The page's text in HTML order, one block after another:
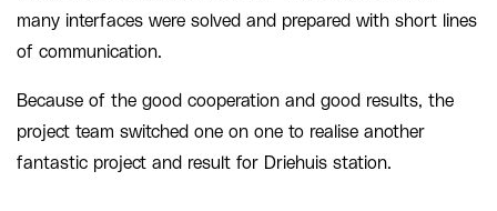
many interfaces were solved and prepared with short lines
of communication.
Because of the good cooperation and good results, the
project team switched one on one to realise another
fantastic project and result for Driehuis station.